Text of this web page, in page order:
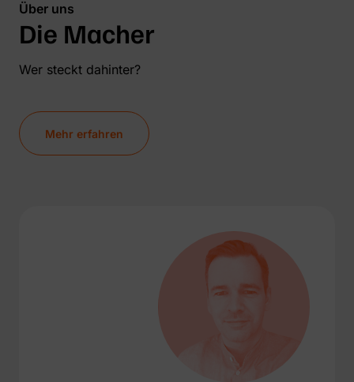
Über uns
Die Macher
Wer steckt dahinter?
Mehr erfahren